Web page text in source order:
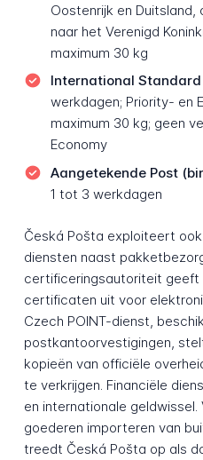
Oostenrijk en Duitsland,
naar het Verenigd
maximum 30 kg
International Standard
werkdagen; Priority- en
maximum 30 kg; geen
Economy
Aangetekende Post
1 tot 3 werkdagen
Česká Pošta exploiteert
diensten naast
certificeringsautoriteit geeft
certificaten uit voor
Czech POINT-dienst,
postkantoorvestigingen,
kopieën van officiële
te verkrijgen. Financiële
en internationale
goederen importeren van
treedt Česká Pošta op als